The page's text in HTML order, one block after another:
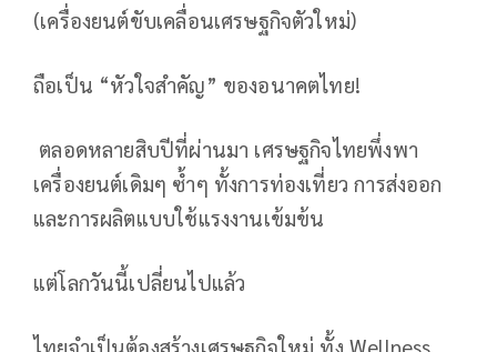
(เครื่องยนต์ขับเคลื่อนเศรษฐกิจตัวใหม่)
ถือเป็น “หัวใจสำคัญ” ของอนาคตไทย!
ตลอดหลายสิบปีที่ผ่านมา เศรษฐกิจไทยพึ่งพา
เครื่องยนต์เดิมๆ ซ้ำๆ ทั้งการท่องเที่ยว การส่งออก
และการผลิตแบบใช้แรงงานเข้มข้น
แต่โลกวันนี้เปลี่ยนไปแล้ว
ไทยจำเป็นต้องสร้างเศรษฐกิจใหม่ ทั้ง Wellness